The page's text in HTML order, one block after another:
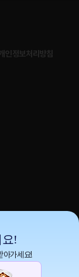
인정보처리방침
바, 무단 전재, 복
!
아가세요!